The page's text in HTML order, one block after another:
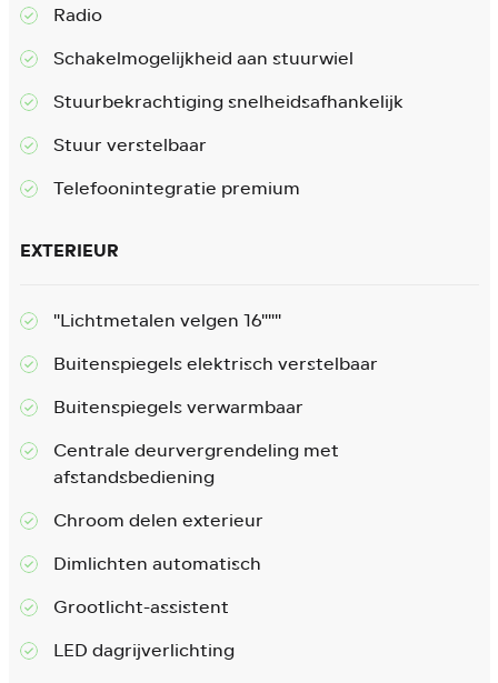
Radio
Schakelmogelijkheid aan stuurwiel
Stuurbekrachtiging snelheidsafhankelijk
Stuur verstelbaar
Telefoonintegratie premium
EXTERIEUR
"Lichtmetalen velgen 16"""
Buitenspiegels elektrisch verstelbaar
Buitenspiegels verwarmbaar
Centrale deurvergrendeling met
afstandsbediening
Chroom delen exterieur
Dimlichten automatisch
Grootlicht-assistent
LED dagrijverlichting